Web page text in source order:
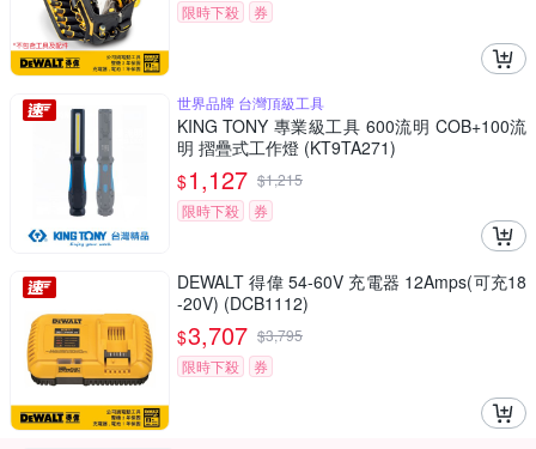
限時下殺
券
世界品牌 台灣頂級工具
KING TONY 專業級工具 600流明 COB+100流
明 摺疊式工作燈 (KT9TA271)
$1,127 $1,215
限時下殺
券
DEWALT 得偉 54-60V 充電器 12Amps(可充18
-20V) (DCB1112)
$3,707 $3,795
限時下殺
券